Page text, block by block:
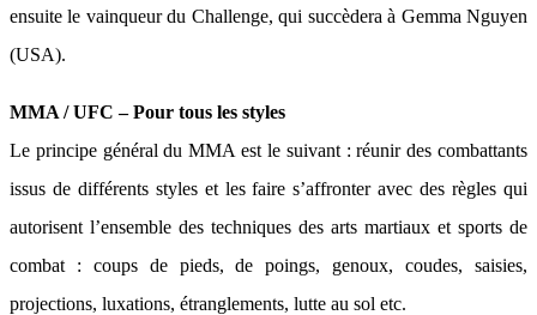
ensuite le vainqueur du Challenge, qui succèdera à Gemma Nguyen
(USA).
MMA / UFC – Pour tous les styles
Le principe général du MMA est le suivant : réunir des combattants
issus de différents styles et les faire s’affronter avec des règles qui
autorisent l’ensemble des techniques des arts martiaux et sports de
combat : coups de pieds, de poings, genoux, coudes, saisies,
projections, luxations, étranglements, lutte au sol etc.